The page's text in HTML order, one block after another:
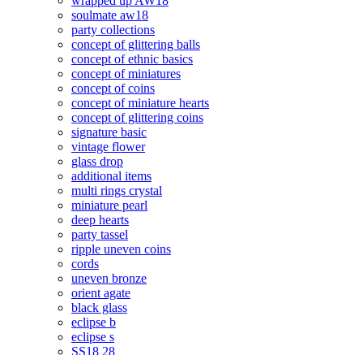
soulmate aw18
party collections
concept of glittering balls
concept of ethnic basics
concept of miniatures
concept of coins
concept of miniature hearts
concept of glittering coins
signature basic
vintage flower
glass drop
additional items
multi rings crystal
miniature pearl
deep hearts
party tassel
ripple uneven coins
cords
uneven bronze
orient agate
black glass
eclipse b
eclipse s
SS18 28